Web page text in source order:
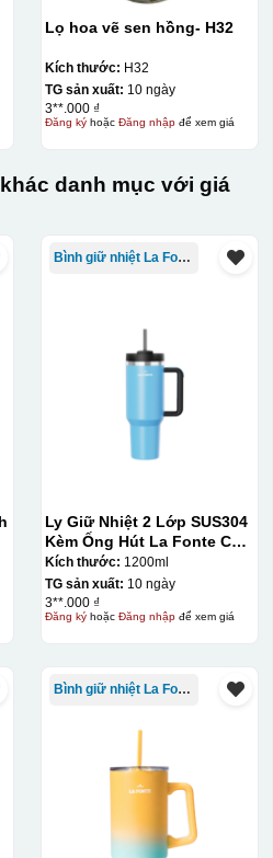
xong, đang chờ khô để cắt dán
sứ để tem decal dính tạm lên
sẽ căn chỉnh bằng mắt thường
Lọ hoa vẽ sen hồng- H32
Kích thước: H32
TG sản xuất: 10 ngày
3**.000 ₫
Đăng kýhoặc Đăng nhậpđể xem giá
danh mục với giá
Bình giữ nhiệt La Fonte
Ly Giữ Nhiệt 2 Lớp SUS304
Kèm Ống Hút La Fonte Có
Tay Cầm 1200ml
Kích thước: 1200ml
TG sản xuất: 10 ngày
3**.000 ₫
Đăng kýhoặc Đăng nhậpđể xem giá
Bình giữ nhiệt La Fonte